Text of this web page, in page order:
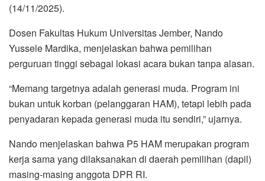
(14/11/2025).
Dosen Fakultas Hukum Universitas Jember, Nando
Yussele Mardika, menjelaskan bahwa pemilihan
perguruan tinggi sebagai lokasi acara bukan tanpa alasan.
“Memang targetnya adalah generasi muda. Program ini
bukan untuk korban (pelanggaran HAM), tetapi lebih pada
penyadaran kepada generasi muda itu sendiri,” ujarnya.
Nando menjelaskan bahwa P5 HAM merupakan program
kerja sama yang dilaksanakan di daerah pemilihan (dapil)
masing-masing anggota DPR RI.